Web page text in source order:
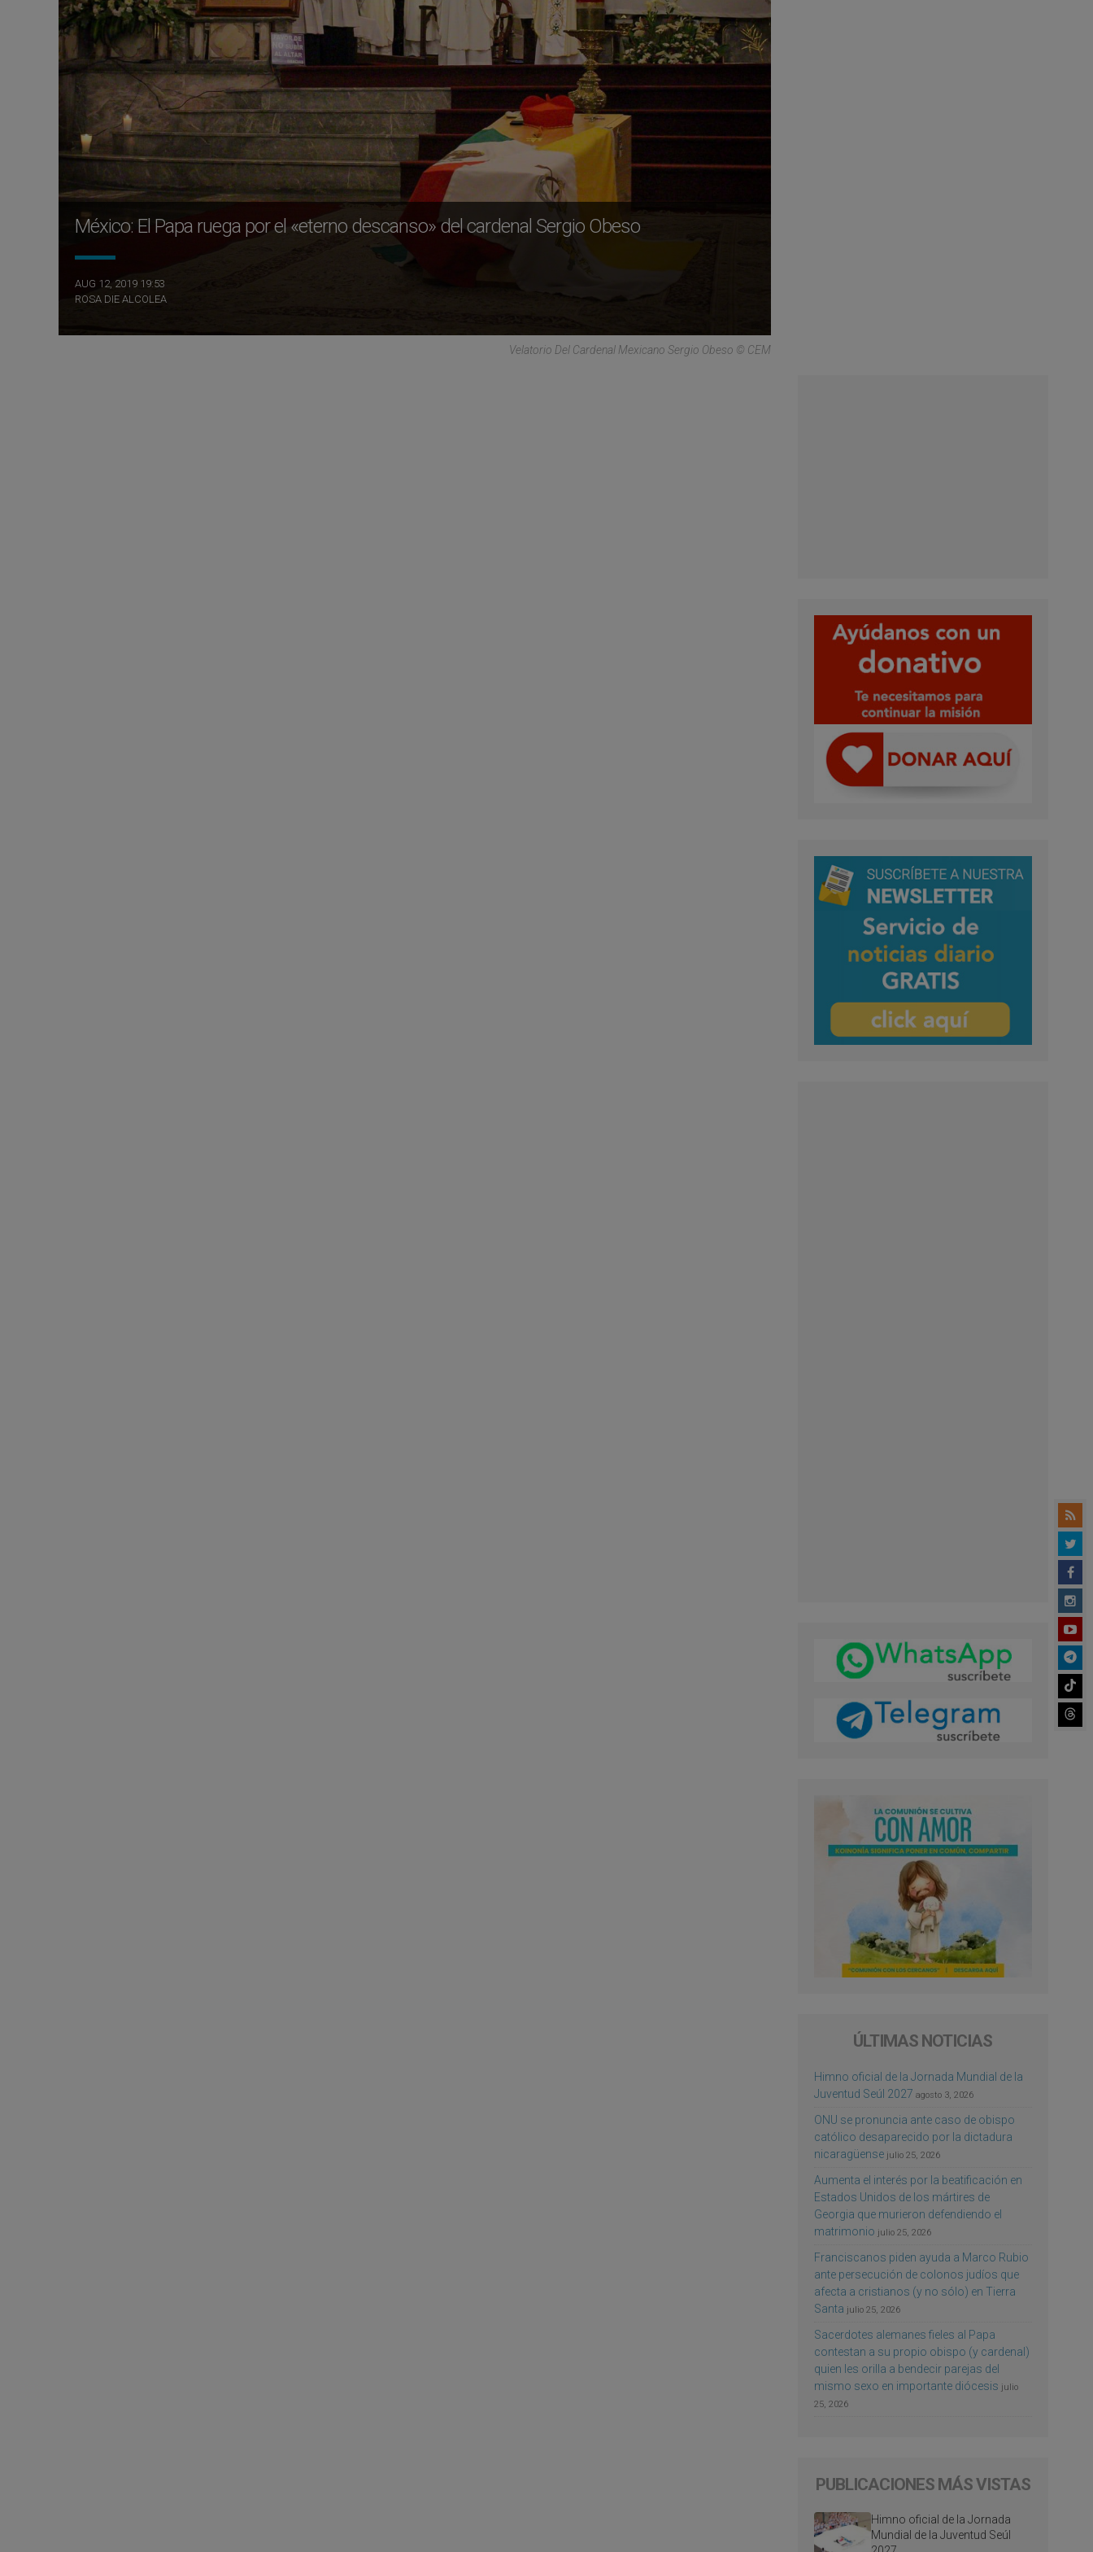
México: El Papa ruega por el «eterno descanso» del cardenal Sergio Obeso
AUG 12, 2019 19:53
ROSA DIE ALCOLEA
Velatorio Del Cardenal Mexicano Sergio Obeso © CEM
ÚLTIMAS NOTICIAS
Himno oficial de la Jornada Mundial de la
Juventud Seúl 2027 agosto 3, 2026
ONU se pronuncia ante caso de obispo
católico desaparecido por la dictadura
nicaragüense julio 25, 2026
Aumenta el interés por la beatificación en
Estados Unidos de los mártires de
Georgia que murieron defendiendo el
matrimonio julio 25, 2026
Franciscanos piden ayuda a Marco Rubio
ante persecución de colonos judíos que
afecta a cristianos (y no sólo) en Tierra
Santa julio 25, 2026
Sacerdotes alemanes fieles al Papa
contestan a su propio obispo (y cardenal)
quien les orilla a bendecir parejas del
mismo sexo en importante diócesis julio
25, 2026
PUBLICACIONES MÁS VISTAS
Himno oficial de la Jornada
Mundial de la Juventud Seúl